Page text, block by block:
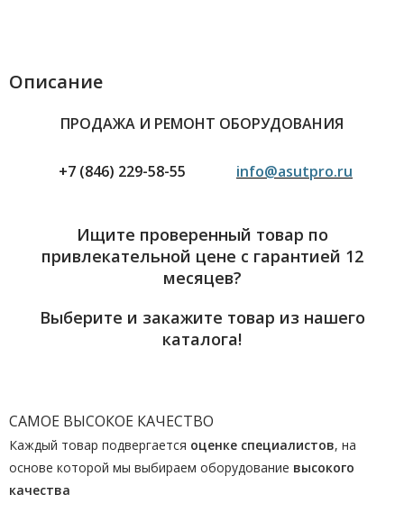
Описание
ПРОДАЖА И РЕМОНТ ОБОРУДОВАНИЯ
+7 (846) 229-58-55 info@asutpro.ru
Ищите проверенный товар по
привлекательной цене с гарантией 12
месяцев?
Выберите и закажите товар из нашего
каталога!
САМОЕ ВЫСОКОЕ КАЧЕСТВО
Каждый товар подвергается оценке специалистов, на
основе которой мы выбираем оборудование высокого
качества